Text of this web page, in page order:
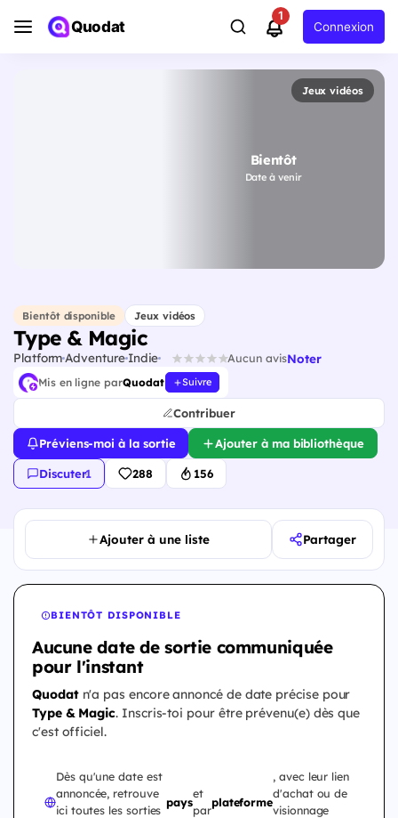
Quodat
1
Connexion
Jeux vidéos
Bientôt
Date à venir
Bientôt disponible Jeux vidéos
Type & Magic
Platform AdventureIndie Aucun avisNoter
Mis en ligne parQuodat Suivre
Contribuer
Préviens-moi à la sortie Ajouter à ma bibliothèque
Discuter·1 288 156
Ajouter à une liste Partager
BIENTÔT DISPONIBLE
Aucune date de sortie communiquée
pour l'instant
Quodatn'a pas encore annoncé de date précise pour
Type & Magic. Inscris-toi pour être prévenu(e) dès que
c'est officiel.
Dès qu'une date est
annoncée, retrouve
ici toutes les sorties
pays
et
par
plateforme
, avec leur lien
d'achat ou de
visionnage